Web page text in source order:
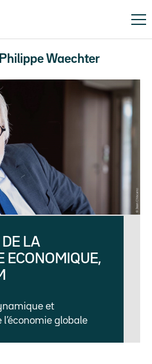
Philippe Waechter
DE LA
ECONOMIQUE,
et
globale